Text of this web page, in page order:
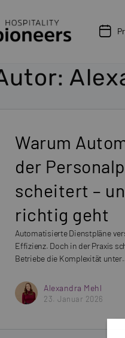
Warum
der
scheitert –
richtig geht
Automatisierte Dienstpläne
Effizienz. Doch in der Praxis
Betriebe die Komplexität
Alexandra Mehl
23. Januar 2026